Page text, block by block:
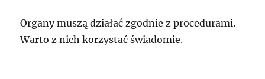
Organy muszą działać zgodnie z procedurami.
Warto z nich korzystać świadomie.